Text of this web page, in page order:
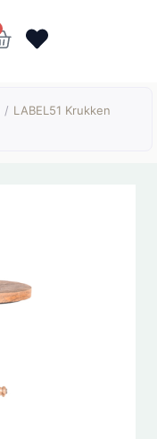
/ LABEL51 Krukken
⎯ ✕